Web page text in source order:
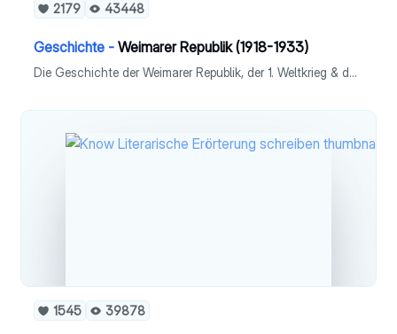
2179 43448
Geschichte - Weimarer Republik (1918-1933)
Die Geschichte der Weimarer Republik, der 1. Weltkrieg & das Scheitern ausführlich erklärt. - Zeitstrahl - Novemberrevolution - Rat der Volksbeauftragten - Parteienspektrum - Weimarer Verfassung - Krisenjahre 1923 - Gesellschaft - Außenpolitik - Scheitern
1545 39878